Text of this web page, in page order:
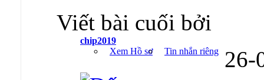
Viết bài cuối bởi
chip2019
Xem Hồ sơ
Tin nhắn riêng 26-